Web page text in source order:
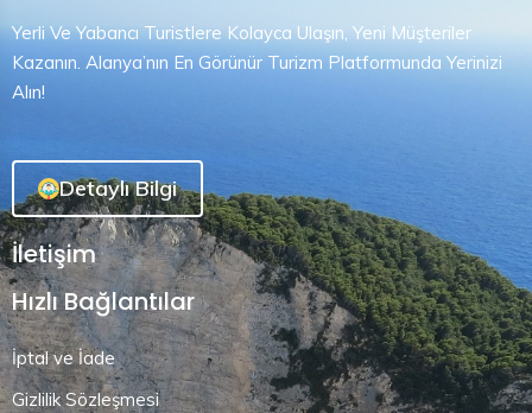
Yerli Ve Yabancı Turistlere Kolayca Ulaşın, Yeni Müşteriler
Kazanın. Alanya’nın En Görünür Turizm Platformunda Yerinizi
Alın!
Detaylı Bilgi
İletişim
Hızlı Bağlantılar
İptal ve İade
Gizlilik Sözleşmesi